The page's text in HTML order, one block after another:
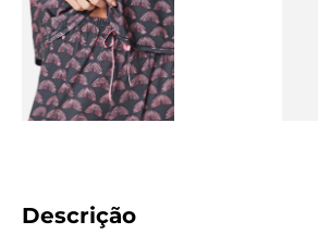
Descrição